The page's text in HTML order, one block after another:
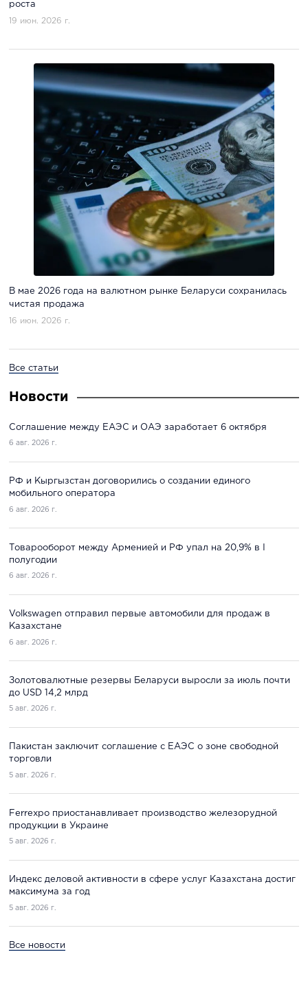
роста
19 июн. 2026 г.
В мае 2026 года на валютном рынке Беларуси сохранилась
чистая продажа
16 июн. 2026 г.
Все статьи
Новости
Соглашение между ЕАЭС и ОАЭ заработает 6 октября
6 авг. 2026 г.
РФ и Кыргызстан договорились о создании единого
мобильного оператора
6 авг. 2026 г.
Товарооборот между Арменией и РФ упал на 20,9% в I
полугодии
6 авг. 2026 г.
Volkswagen отправил первые автомобили для продаж в
Казахстане
6 авг. 2026 г.
Золотовалютные резервы Беларуси выросли за июль почти
до USD 14,2 млрд
5 авг. 2026 г.
Пакистан заключит соглашение с ЕАЭС о зоне свободной
торговли
5 авг. 2026 г.
Ferrexpo приостанавливает производство железорудной
продукции в Украине
5 авг. 2026 г.
Индекс деловой активности в сфере услуг Казахстана достиг
максимума за год
5 авг. 2026 г.
Все новости